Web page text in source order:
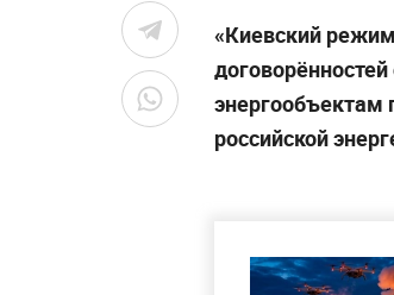
«Киевский
энергообъектам
российской